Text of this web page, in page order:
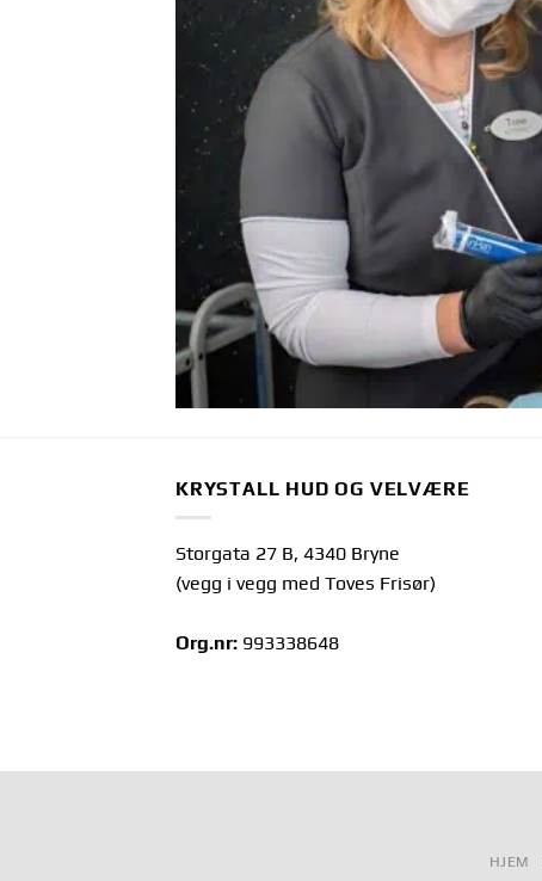
KRYSTALL HUD OG VELVÆRE
Storgata 27 B, 4340 Bryne
(vegg i vegg med Toves Frisør)
Org.nr: 993338648
HJEM